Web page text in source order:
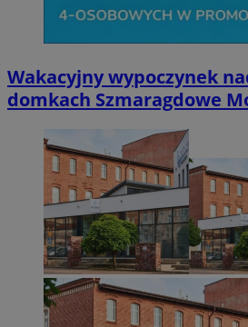
Wakacyjny wypoczynek
domkach Szmaragdowe
Niezbędne Wydajność
Niezbędne pliki cookie
takich jak logowanie
można prawidłowo korzystać ze
Nazwa
SessID